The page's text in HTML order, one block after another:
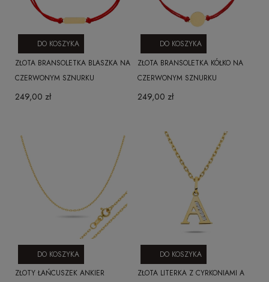
ZŁOTA BRANSOLETKA BLASZKA NA
CZERWONYM SZNURKU
249,00 zł
DO KOSZYKA
ZŁOTA BRANSOLETKA KÓŁKO NA
CZERWONYM SZNURKU
249,00 zł
DO KOSZYKA
ZŁOTY ŁAŃCUSZEK ANKIER
DO KOSZYKA
ZŁOTA LITERKA Z CYRKONIAMI A
DO KOSZYKA